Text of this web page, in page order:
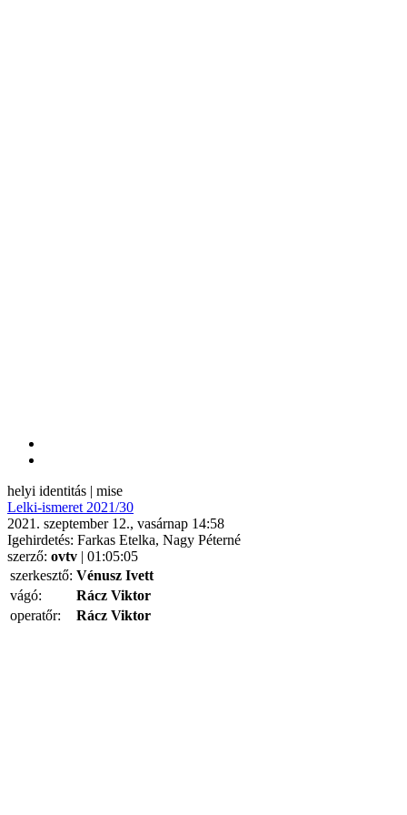
helyi identitás | mise
Lelki-ismeret 2021/30
2021. szeptember 12., vasárnap 14:58
Igehirdetés: Farkas Etelka, Nagy Péterné
szerző: ovtv | 01:05:05
szerkesztő: Vénusz Ivett
vágó:
Rácz Viktor
operatőr:
Rácz Viktor